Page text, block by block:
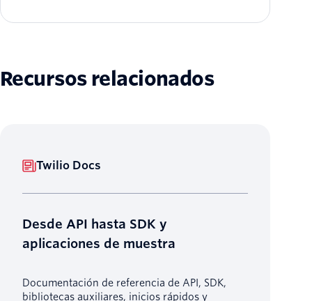
Recursos relacionados
Twilio Docs
Desde API hasta SDK y
aplicaciones de muestra
Documentación de referencia de API, SDK,
bibliotecas auxiliares, inicios rápidos y